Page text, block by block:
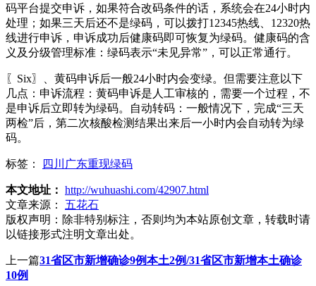
码平台提交申诉，如果符合改码条件的话，系统会在24小时内
处理；如果三天后还不是绿码，可以拨打12345热线、12320热
线进行申诉，申诉成功后健康码即可恢复为绿码。健康码的含
义及分级管理标准：绿码表示“未见异常”，可以正常通行。
〖Six〗、黄码申诉后一般24小时内会变绿。但需要注意以下
几点：申诉流程：黄码申诉是人工审核的，需要一个过程，不
是申诉后立即转为绿码。自动转码：一般情况下，完成“三天
两检”后，第二次核酸检测结果出来后一小时内会自动转为绿
码。
标签： 四川广东重现绿码
本文地址： http://wuhuashi.com/42907.html
文章来源：
五花石
版权声明： 除非特别标注，否则均为本站原创文章，转载时请
以链接形式注明文章出处。
上一篇31省区市新增确诊9例本土2例/31省区市新增本土确诊
10例